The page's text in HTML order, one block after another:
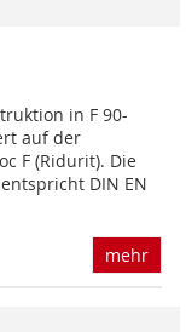
in F 90-
auf der
F (Ridurit). Die
DIN EN
mehr